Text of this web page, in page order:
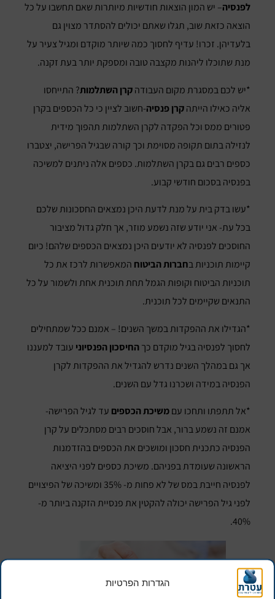
הגדרות הפרטיות
לפנסיה– יש המון הוצאות חודשיות מיותרות שאם תחשבו על כל
הוצאה כזאת שוב, תגלו שאתם יכולים להסתדר מצוין גם
בלעדיהן. זכרו! עדיף לחסוך כמה שיותר מוקדם ומגיל צעיר על
מנת שתוכלו ליהנות מקצבה טובה ומספקת יותר בעת זקנה.
*יש לכם במסגרת מקום העבודהקרן השתלמות? התייחסו
אליה כאילו הייתהקרן פנסיה-חשוב לציין כי כל הכספים בקרן
פטורים ממס וכל הפקדה לקרן השתלמות תהפוך מידית
לנזילה בתום תקופה מסוימת וכך קורה שבגיל הפרישה, יצטברו
כספים רבים גם בקרן השתלמות. כספים אלה ניתנים למשיכה
בפנסיה בסכום חודשי קבוע.
*עשו בדק בית על מנת לדעת היכן נמצאים החסכונות שלכם
בכל עת- אני יודע שזה נשמע מוזר, אך חלק גדול מציבור
החוסכים לפנסיה לא יודעים היכן נמצאים הכספים שלהם! כיום
קיימות תוכניות בחברות הביטוח המאפשרות לרכז את כל
תוכניות הביטוח וקופות הגמל תחת תוכנית אחת ולשמור על כל
התנאים שקיימים לכל תוכנית.
*הגדילו את ההפקדות במשך השנים! – אמנם ככל שמתחילים
לחסוך לפנסיה בגיל מוקדם כךהחיסכון הפנסיוני עובד למעננו
אך גם במהלך השנים נדרש להגדיל את ההפקדות לקרן
הפנסיה במידה ושכרנו גדל עם השנים.
*אל תתפתו ותחכו עםמשיכת הכספים עד לגיל הפרישה-
אמנם זה נשמע ברור, אבל חוסכים רבים מסתכלים על קרן
הפנסיה כתכנית חסכון ומושכים את הכספים בהזדמנות
הראשונה שעומדת בפניהם. משיכת כספים לפני היציאה
לפנסיה חייבת במס של לא פחות מ- 35% ומשיכה של הפיצויים
לפני גיל הפרישה יכולה להקטין את פנסיית הזקנה ביותר מ-
40%.